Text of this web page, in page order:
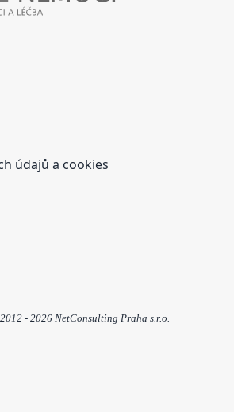
údajů a cookies
- 2026 NetConsulting Praha s.r.o.